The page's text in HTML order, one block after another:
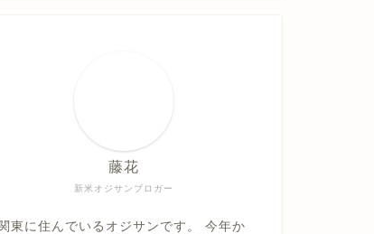
新米オジサンブロガー
藤花
東に住んでいるオジサンです。 今年か